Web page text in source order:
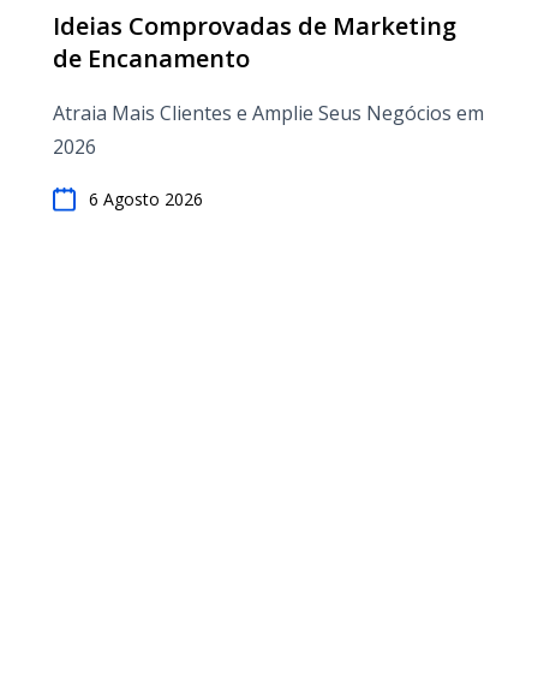
Ideias Comprovadas de Marketing
de Encanamento
Atraia Mais Clientes e Amplie Seus Negócios em
2026
6 Agosto 2026